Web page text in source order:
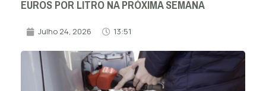
EUROS POR LITRO NA PRÓXIMA SEMANA
Julho 24, 2026 13:51